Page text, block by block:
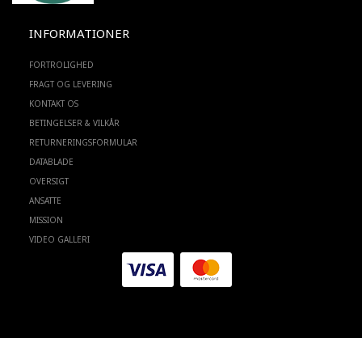
INFORMATIONER
FORTROLIGHED
FRAGT OG LEVERING
KONTAKT OS
BETINGELSER & VILKÅR
RETURNERINGSFORMULAR
DATABLADE
OVERSIGT
ANSATTE
MISSION
VIDEO GALLERI